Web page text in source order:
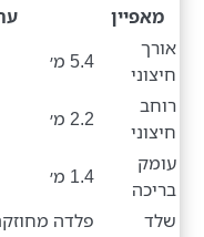
מאפיין
ערך
אורך
חיצוני
5.4 מ׳
רוחב
חיצוני
2.2 מ׳
עומק
בריכה
1.4 מ׳
שלד
פלדה מחוזקת 100X100